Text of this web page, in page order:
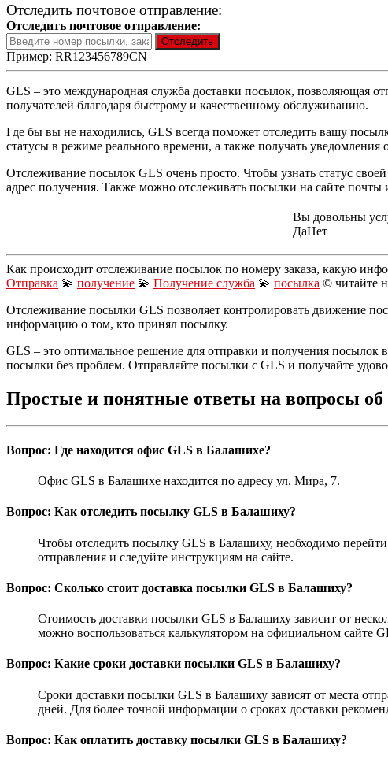
Отследить почтовое отправление:
Отследить почтовое отправление:
Пример: RR123456789CN
GLS – это международная служба доставки посылок, позволяющая
получателей благодаря быстрому и качественному обслуживанию.
Где бы вы не находились, GLS всегда поможет отследить вашу
статусы в режиме реального времени, а также получать
Отслеживание посылок GLS очень просто. Чтобы узнать статус
адрес получения. Также можно отслеживать посылки на сайте почты
Вы довольны
ДаНет
Как происходит отслеживание посылок по номеру заказа, какую
Отправка 💫 получение 💫 Получение служба 💫 посылка © читайте
Отслеживание посылки GLS позволяет контролировать движение
информацию о том, кто принял посылку.
GLS – это оптимальное решение для отправки и получения
посылки без проблем. Отправляйте посылки с GLS и получайте
Простые и понятные ответы на вопросы
Вопрос: Где находится офис GLS в Балашихе?
Офис GLS в Балашихе находится по адресу ул. Мира, 7.
Вопрос: Как отследить посылку GLS в Балашиху?
Чтобы отследить посылку GLS в Балашиху, необходимо
отправления и следуйте инструкциям на сайте.
Вопрос: Сколько стоит доставка посылки GLS в Балашиху?
Стоимость доставки посылки GLS в Балашиху зависит от
можно воспользоваться калькулятором на официальном сайте
Вопрос: Какие сроки доставки посылки GLS в Балашиху?
Сроки доставки посылки GLS в Балашиху зависят от места
дней. Для более точной информации о сроках доставки
Вопрос: Как оплатить доставку посылки GLS в Балашиху?